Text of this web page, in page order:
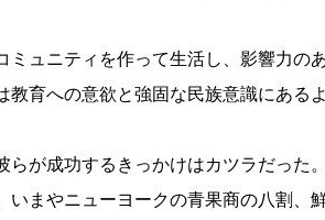
ュニティを作って生活し、影響力の
育への意欲と強固な民族意識にあるよ
が成功するきっかけはカツラだった
まやニューヨークの青果商の八割、